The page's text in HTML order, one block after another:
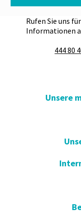
Rufen Sie uns
Informationen
444 80
Unsere